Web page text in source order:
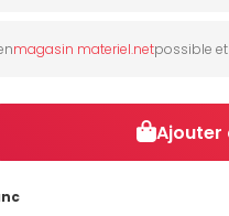
magasin materiel.netpossible
Ajouter